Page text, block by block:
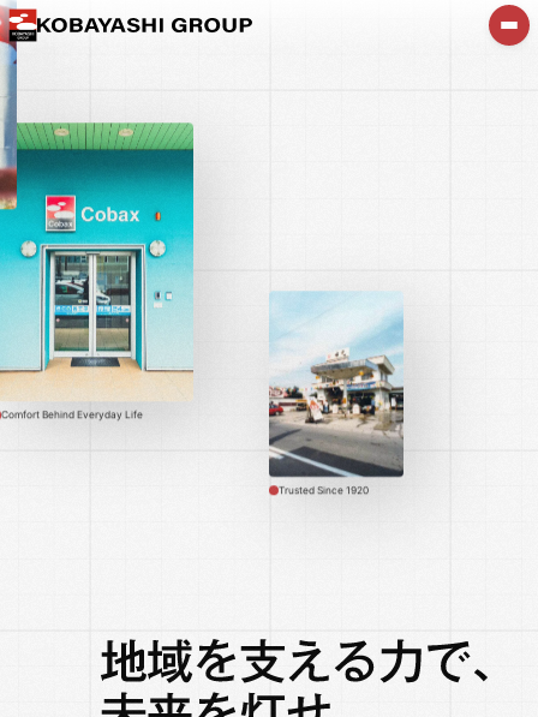
Comfort Behind Everyday Life
Trusted Since 1920